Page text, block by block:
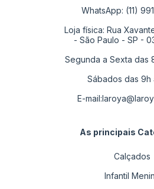
WhatsApp: (11)
Loja física: Rua
- São Paulo - SP -
Segunda a Sexta das
Sábados das 9h
E-mail:
As principais
Calçados
Infantil